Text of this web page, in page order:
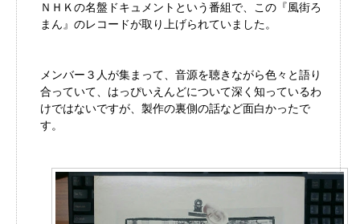
ＮＨＫの名盤ドキュメントという番組で、この『風街ろ
まん』のレコードが取り上げられていました。
メンバー３人が集まって、音源を聴きながら色々と語り
合っていて、はっぴいえんどについて深く知っているわ
けではないですが、製作の裏側の話など面白かったで
す。